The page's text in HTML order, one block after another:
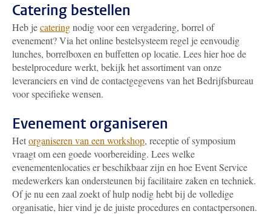
Catering bestellen
Heb jecateringnodig voor een vergadering, borrel of
evenement? Via het online bestelsysteem regel je eenvoudig
lunches, borrelboxen en buffetten op locatie. Lees hier hoe de
bestelprocedure werkt, bekijk het assortiment van onze
leveranciers en vind de contactgegevens van het Bedrijfsbureau
voor specifieke wensen.
Evenement organiseren
Hetorganiseren van een workshop, receptie of symposium
vraagt om een goede voorbereiding. Lees welke
evenementenlocaties er beschikbaar zijn en hoe Event Service
medewerkers kan ondersteunen bij facilitaire zaken en techniek.
Of je nu een zaal zoekt of hulp nodig hebt bij de volledige
organisatie, hier vind je de juiste procedures en contactpersonen.